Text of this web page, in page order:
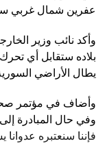
عفرين شمال غربي
وأكد نائب وزير
بلاده ستقابل أي
يطال الأراضي
وأضاف في مؤتمر
وفي حال المبادرة
فإننا سنعتبره